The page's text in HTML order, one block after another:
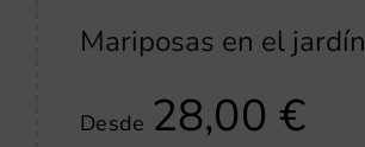
Mariposas en el jardín
Desde 28,00€